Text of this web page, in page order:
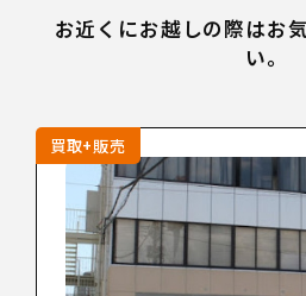
お近くにお越しの際はお
い。
買取+販売